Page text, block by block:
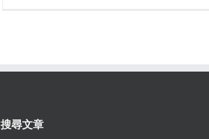
搜尋文章